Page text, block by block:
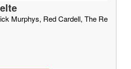
Murphys, Red Cardell, The Re